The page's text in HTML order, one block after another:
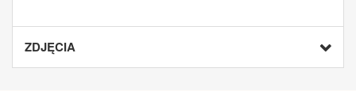
ZDJĘCIA